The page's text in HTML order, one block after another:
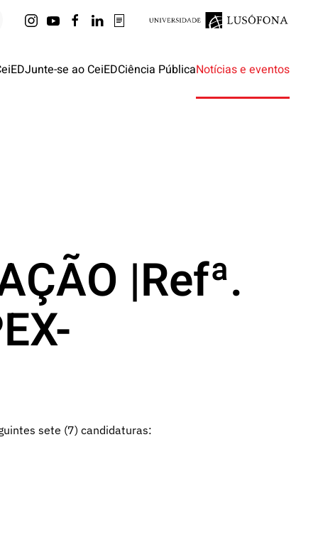
Junte-se ao CeiEDCiência PúblicaNotícias e eventos
|Refª.
sete (7) candidaturas: